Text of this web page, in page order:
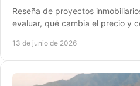
Reseña de proyectos
evaluar, qué cambia el precio y
13 de junio de 2026